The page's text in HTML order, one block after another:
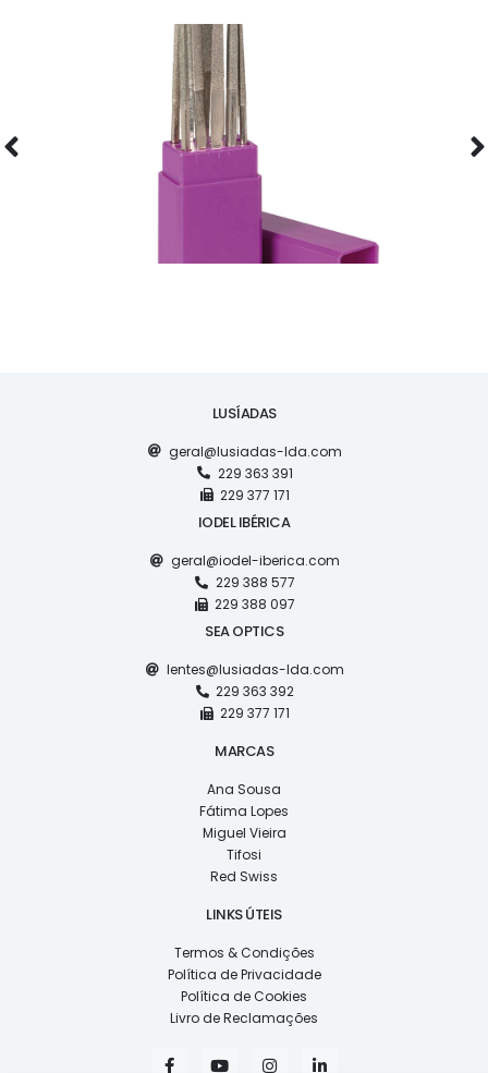
OFICINA
ESTOJO DE LIMAS
LUSÍADAS
geral@lusiadas-lda.com
229 363 391
229 377 171
IODEL IBÉRICA
geral@iodel-iberica.com
229 388 577
229 388 097
SEA OPTICS
lentes@lusiadas-lda.com
229 363 392
229 377 171
MARCAS
Ana Sousa
Fátima Lopes
Miguel Vieira
Tifosi
Red Swiss
LINKS ÚTEIS
Termos & Condições
Política de Privacidade
Política de Cookies
Livro de Reclamações
F Y I